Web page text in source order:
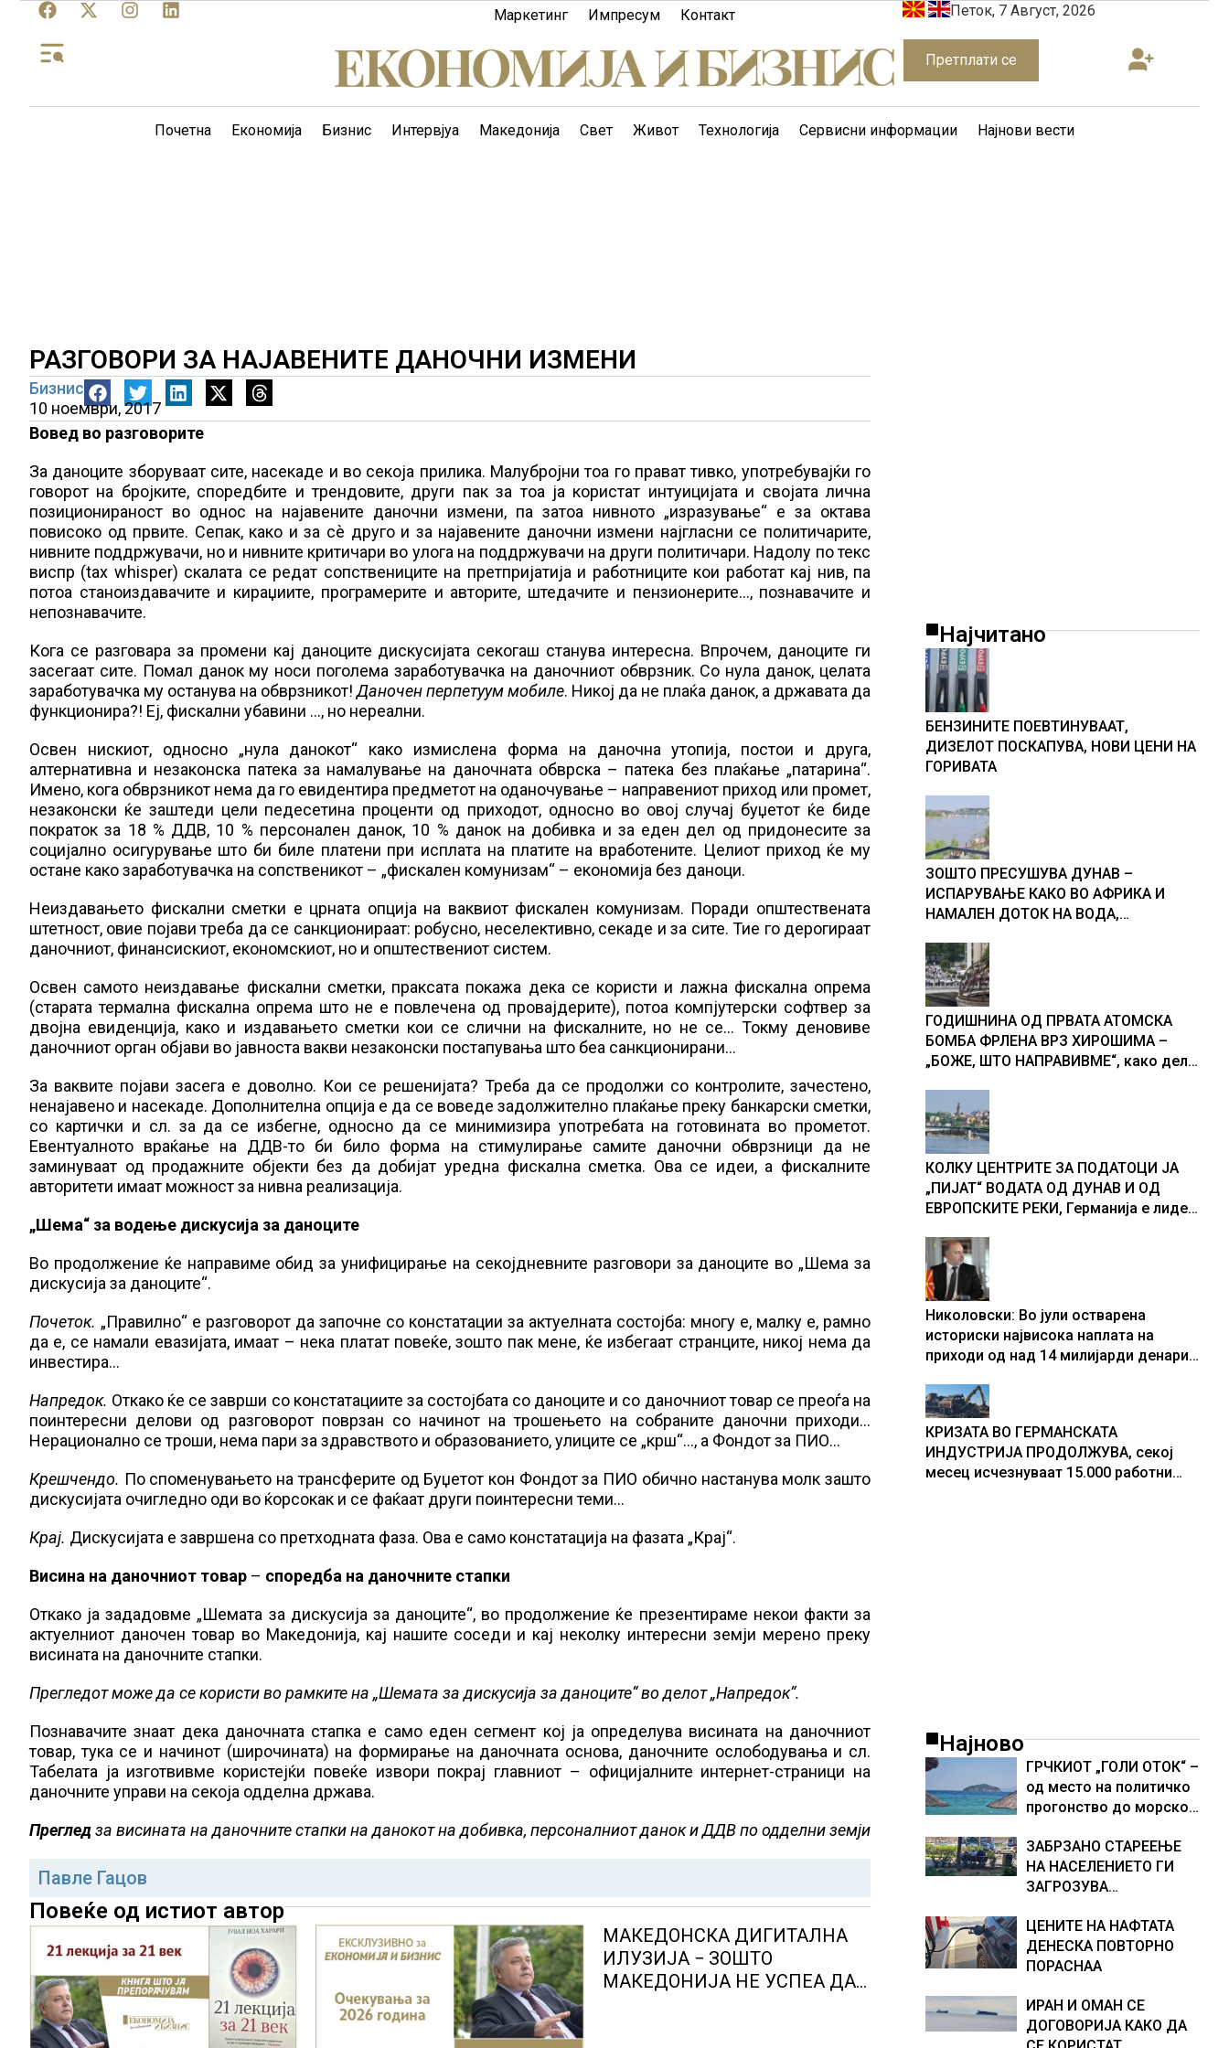
Маркетинг Импресум Контакт Петок, 7 Август, 2026
Претплати се
Почетна Економија Бизнис Интервјуа Македонија Свет Живот Технологија Сервисни информации Најнови вести
РАЗГОВОРИ ЗА НАЈАВЕНИТЕ ДАНОЧНИ ИЗМЕНИ
Бизнис
10 ноември, 2017
Вовед во разговорите
За даноците зборуваат сите, насекаде и во секоја прилика. Малубројни тоа го прават тивко, употребувајќи го
говорот на бројките, споредбите и трендовите, други пак за тоа ја користат интуицијата и својата лична
позиционираност во однос на најавените даночни измени, па затоа нивното „изразување“ е за октава
повисоко од првите. Сепак, како и за сѐ друго и за најавените даночни измени најгласни се политичарите,
нивните поддржувачи, но и нивните критичари во улога на поддржувачи на други политичари. Надолу по текс
виспр (tax whisper) скалата се редат сопствениците на претпријатија и работниците кои работат кај нив, па
потоа станоиздавачите и кираџиите, програмерите и авторите, штедачите и пензионерите…, познавачите и
непознавачите.
Кога се разговара за промени кај даноците дискусијата секогаш станува интересна. Впрочем, даноците ги
засегаат сите. Помал данок му носи поголема заработувачка на даночниот обврзник. Со нула данок, целата
заработувачка му останува на обврзникот!Даночен перпетуум мобиле. Никој да не плаќа данок, а државата да
функционира?! Еј, фискални убавини …, но нереални.
Освен нискиот, односно „нула данокот“ како измислена форма на даночна утопија, постои и друга,
алтернативна и незаконска патека за намалување на даночната обврска – патека без плаќање „патарина“.
Имено, кога обврзникот нема да го евидентира предметот на оданочување – направениот приход или промет,
незаконски ќе заштеди цели педесетина проценти од приходот, односно во овој случај буџетот ќе биде
пократок за 18 % ДДВ, 10 % персонален данок, 10 % данок на добивка и за еден дел од придонесите за
социјално осигурување што би биле платени при исплата на платите на вработените. Целиот приход ќе му
остане како заработувачка на сопственикот – „фискален комунизам“ – економија без даноци.
Неиздавањето фискални сметки е црната опција на ваквиот фискален комунизам. Поради општествената
штетност, овие појави треба да се санкционираат: робусно, неселективно, секаде и за сите. Тие го дерогираат
даночниот, финансискиот, економскиот, но и општествениот систем.
Освен самото неиздавање фискални сметки, праксата покажа дека се користи и лажна фискална опрема
(старата термална фискална опрема што не е повлечена од провајдерите), потоа компјутерски софтвер за
двојна евиденција, како и издавањето сметки кои се слични на фискалните, но не се… Токму деновиве
даночниот орган објави во јавноста вакви незаконски постапувања што беа санкционирани…
За ваквите појави засега е доволно. Кои се решенијата? Треба да се продолжи со контролите, зачестено,
ненајавено и насекаде. Дополнителна опција е да се воведе задолжително плаќање преку банкарски сметки,
со картички и сл. за да се избегне, односно да се минимизира употребата на готовината во прометот.
Евентуалното враќање на ДДВ-то би било форма на стимулирање самите даночни обврзници да не
заминуваат од продажните објекти без да добијат уредна фискална сметка. Ова се идеи, а фискалните
авторитети имаат можност за нивна реализација.
„Шема“ за водење дискусија за даноците
Во продолжение ќе направиме обид за унифицирање на секојдневните разговори за даноците во „Шема за
дискусија за даноците“.
Почеток. „Правилно“ е разговорот да започне со констатации за актуелната состојба: многу е, малку е, рамно
да е, се намали евазијата, имаат – нека платат повеќе, зошто пак мене, ќе избегаат странците, никој нема да
инвестира…
Напредок. Откако ќе се заврши со констатациите за состојбата со даноците и со даночниот товар се преоѓа на
поинтересни делови од разговорот поврзан со начинот на трошењето на собраните даночни приходи…
Нерационално се троши, нема пари за здравството и образованието, улиците се „крш“…, а Фондот за ПИО…
Крешчендо. По споменувањето на трансферите од Буџетот кон Фондот за ПИО обично настанува молк зашто
дискусијата очигледно оди во ќорсокак и се фаќаат други поинтересни теми…
Крај. Дискусијата е завршена со претходната фаза. Ова е само констатација на фазата „Крај“.
Висина на даночниот товар – споредба на даночните стапки
Откако ја зададовме „Шемата за дискусија за даноците“, во продолжение ќе презентираме некои факти за
актуелниот даночен товар во Македонија, кај нашите соседи и кај неколку интересни земји мерено преку
висината на даночните стапки.
Прегледот може да се користи во рамките на „Шемата за дискусија за даноците“ во делот „Напредок“.
Познавачите знаат дека даночната стапка е само еден сегмент кој ја определува висината на даночниот
товар, тука се и начинот (широчината) на формирање на даночната основа, даночните ослободувања и сл.
Табелата ја изготвивме користејќи повеќе извори покрај главниот – официјалните интернет-страници на
даночните управи на секоја одделна држава.
Преглед за висината на даночните стапки на данокот на добивка, персоналниот данок и ДДВ по одделни земји
Павле Гацов
Повеќе од истиот автор
МАКЕДОНСКА ДИГИТАЛНА
ИЛУЗИЈА − ЗОШТО
МАКЕДОНИЈА НЕ УСПЕА ДА
Најчитано
БЕНЗИНИТЕ ПОЕВТИНУВААТ,
ДИЗЕЛОТ ПОСКАПУВА, НОВИ ЦЕНИ НА
ГОРИВАТА
ЗОШТО ПРЕСУШУВА ДУНАВ –
ИСПАРУВАЊЕ КАКО ВО АФРИКА И
НАМАЛЕН ДОТОК НА ВОДА,
Србија
ГОДИШНИНА ОД ПРВАТА АТОМСКА
БОМБА ФРЛЕНА ВРЗ ХИРОШИМА –
„БОЖЕ, ШТО НАПРАВИВМЕ“, како дел
учесниците во бомбардирањето го
доживуваа овој настан што го
промени текот на историјата
КОЛКУ ЦЕНТРИТЕ ЗА ПОДАТОЦИ ЈА
„ПИЈАТ“ ВОДАТА ОД ДУНАВ И ОД
ЕВРОПСКИТЕ РЕКИ, Германија е лидер
центри за податоци
Николовски: Во јули остварена
историски највисока наплата на
приходи од над 14 милијарди денари
резултати
КРИЗАТА ВО ГЕРМАНСКАТА
ИНДУСТРИЈА ПРОДОЛЖУВА, секој
месец исчезнуваат 15.000 работни
Најново
ГРЧКИОТ „ГОЛИ ОТОК“ –
од место на политичко
прогонство до морско
ЗАБРЗАНО СТАРЕЕЊЕ
НА НАСЕЛЕНИЕТО ГИ
ЗАГРОЗУВА
ВО ЕВРОПА и
долгорочниот
економски раст
ЦЕНИТЕ НА НАФТАТА
ДЕНЕСКА ПОВТОРНО
ПОРАСНАА
ИРАН И ОМАН СЕ
ДОГОВОРИЈА КАКО ДА